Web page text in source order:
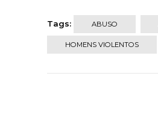
Tags: ABUSO
HOMENS VIOLENTOS